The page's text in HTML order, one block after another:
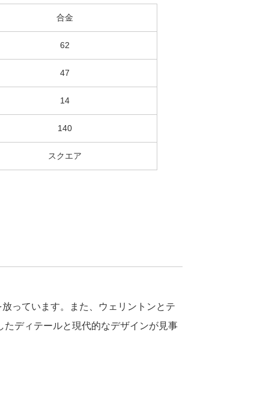
合金
62
47
14
140
スクエア
っています。また、ウェリントンとテ
ディテールと現代的なデザインが見事